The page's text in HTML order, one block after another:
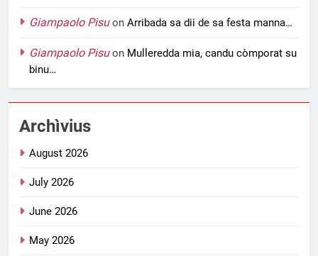
Giampaolo Pisuon Arribada sa dii de sa festa manna…
Giampaolo Pisuon Mulleredda mia, candu còmporat su
binu…
Archìvius
August 2026
July 2026
June 2026
May 2026